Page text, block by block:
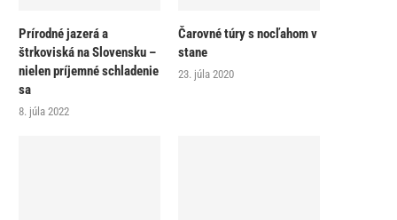
Prírodné jazerá a
štrkoviská na Slovensku –
nielen príjemné schladenie
sa
8. júla 2022
Čarovné túry s nocľahom v
stane
23. júla 2020